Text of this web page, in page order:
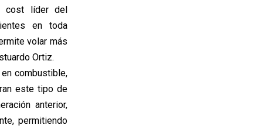
cost líder del
en toda
volar más
Ortiz.
combustible,
este tipo de
anterior,
permitiendo